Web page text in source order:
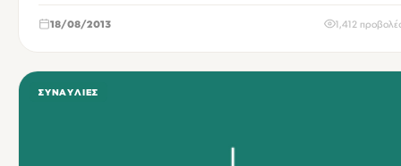
18/08/2013 1,412
ΣΥΝΑΥΛΊΕΣ